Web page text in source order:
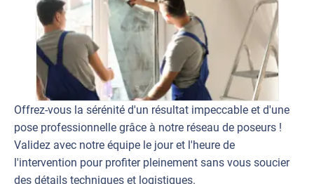
Offrez-vous la sérénité d'un résultat impeccable et d'une
pose professionnelle grâce à notre réseau de poseurs !
Validez avec notre équipe le jour et l'heure de
l'intervention pour profiter pleinement sans vous soucier
des détails techniques et logistiques.